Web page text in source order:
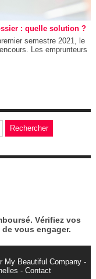
: quelle solution ?
semestre 2021, le
Les emprunteurs
Vérifiez vos
vous engager.
My Beautiful Company -
-Contact